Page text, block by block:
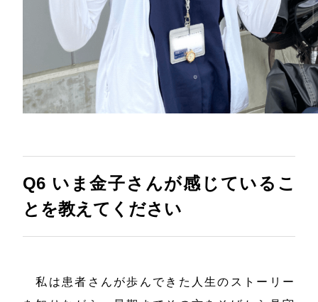
Q6 いま金子さんが感じているこ
とを教えてください
私は患者さんが歩んできた人生のストーリー